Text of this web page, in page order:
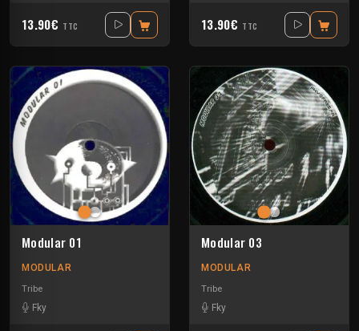
13.90€ TTC 13.90€ TTC
Modular 01
MODULAR
Tribe
Fky
Modular 03
MODULAR
Tribe
Fky